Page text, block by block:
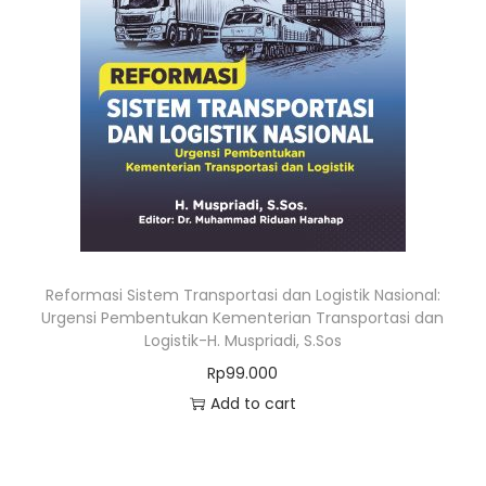
Reformasi Sistem Transportasi dan Logistik Nasional:
Urgensi Pembentukan Kementerian Transportasi dan
Logistik-H. Muspriadi, S.Sos
Rp99.000
Add to cart